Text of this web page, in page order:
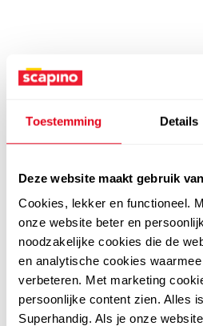
Toestemming Details
Deze website maakt gebruik
Cookies, lekker en functioneel.
onze website beter en
noodzakelijke cookies die de
en analytische cookies
verbeteren. Met marketing
persoonlijke content zien. Alles
Superhandig. Als je onze